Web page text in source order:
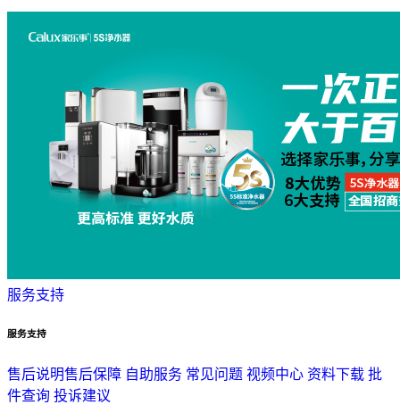
服务支持
服务支持
售后说明售后保障 自助服务 常见问题 视频中心 资料下载 批
件查询 投诉建议